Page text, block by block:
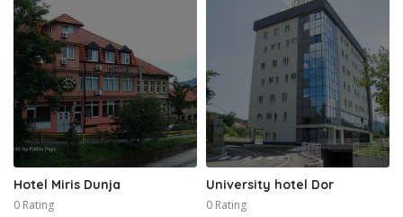
Hotel Miris Dunja
0 Rating
University hotel Dor
0 Rating